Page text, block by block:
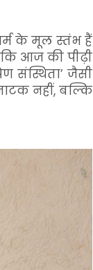
के मूल स्तंभ हैं
आज की पीढ़ी
संस्थिता’ जैसी
नहीं, बल्कि